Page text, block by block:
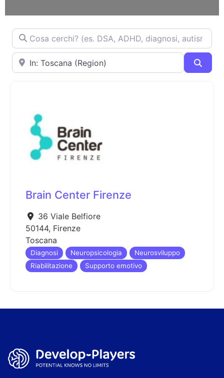
Cosa cerchi? (es. DSA, ADHD, diagnosi, autismo...)
Dove ti trovi?
Brain Center Firenze
36 Viale Belfiore
50144, Firenze
Toscana
Diagnosi Neuropsicologia
Neurosviluppo
Riabilitazione
Supporto emotivo